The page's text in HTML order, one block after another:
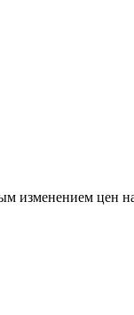
изменением цен